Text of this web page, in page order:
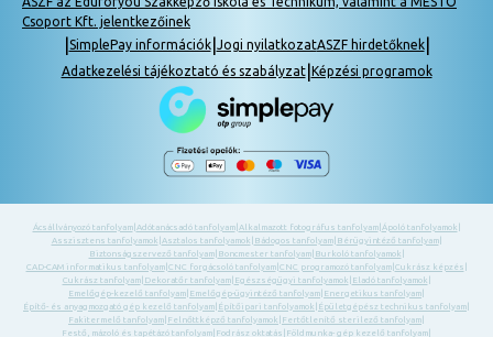
Csoport Kft. jelentkezőinek
SimplePay információk| Jogi nyilatkozatASZF hirdetőknek|
Adatkezelési tájékoztató és szabályzat| Képzési programok
Ácsállványozó tanfolyam| Adótanácsadó tanfolyam| Alkalmazott fotográfus tanfolyam| Ápoló tanfolyamok
Asszisztens tanfolyamok Asztalos tanfolyamok Bádogos tanfolyam| Bérügyintéző tanfolyam|
Biztonságszervező tanfolyam| Boncmester tanfolyam| Burkoló tanfolyamok
CAD-CAM informatikus tanfolyam| CNC forgácsoló tanfolyam| CNC programozó tanfolyam| Cukrász képzés
Cukrász tanfolyam| Dekoratőr tanfolyam| Egészségügyi tanfolyamok Eladó tanfolyamok
Emelőgép-kezelő tanfolyam Emelőgép-ügyintéző tanfolyam Energetikus tanfolyam
Építő- és anyagmozgató gép kezelő tanfolyam Építőipari tanfolyamok Épületgépész technikus tanfolyam
Fakitermelő tanfolyam Felnőttképző tanfolyamok Fertőtlenítő sterilező tanfolyam
Festő, mázoló és tapétázó tanfolyam Fodrász oktatás Földmunka- gép kezelő tanfolyam